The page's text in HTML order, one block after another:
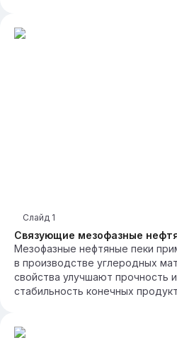
Связующие мезофазные
Слайд 1
Мезофазные нефтяные пеки
в производстве углеродных
свойства улучшают прочность
стабильность конечных